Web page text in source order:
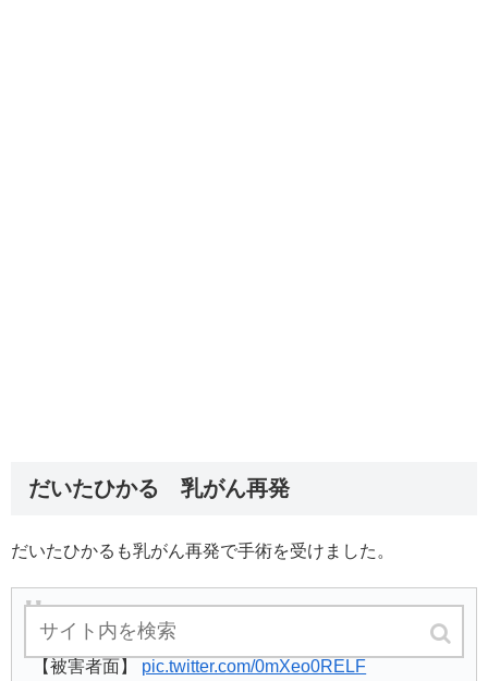
だいたひかる 乳がん再発
だいたひかるも乳がん再発で手術を受けました。
だいたひかる
【被害者面】 pic.twitter.com/0mXeo0RELF